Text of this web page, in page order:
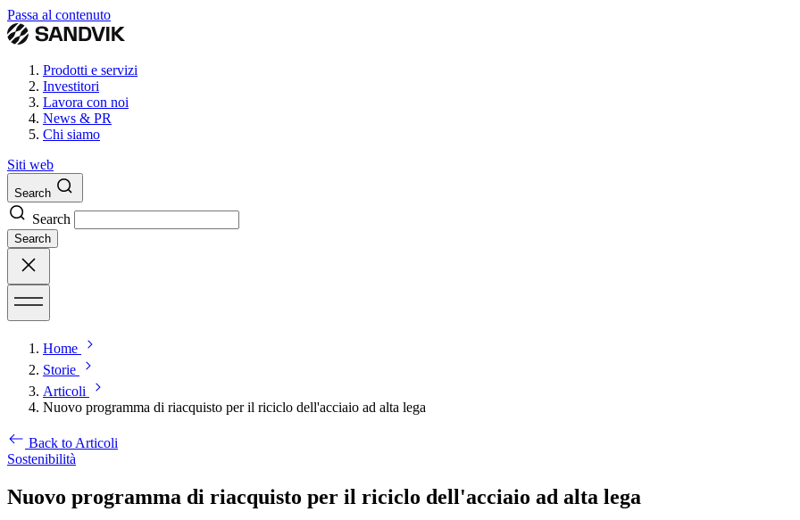
Passa al contenuto
Prodotti e servizi
Investitori
Lavora con noi
News & PR
Chi siamo
Siti web
Search
Search
Search
Home
Storie
Articoli
Nuovo programma di riacquisto per il riciclo dell'acciaio ad alta lega
Back to Articoli
Sostenibilità
Nuovo programma di riacquisto per il riciclo dell'acciaio ad alta lega